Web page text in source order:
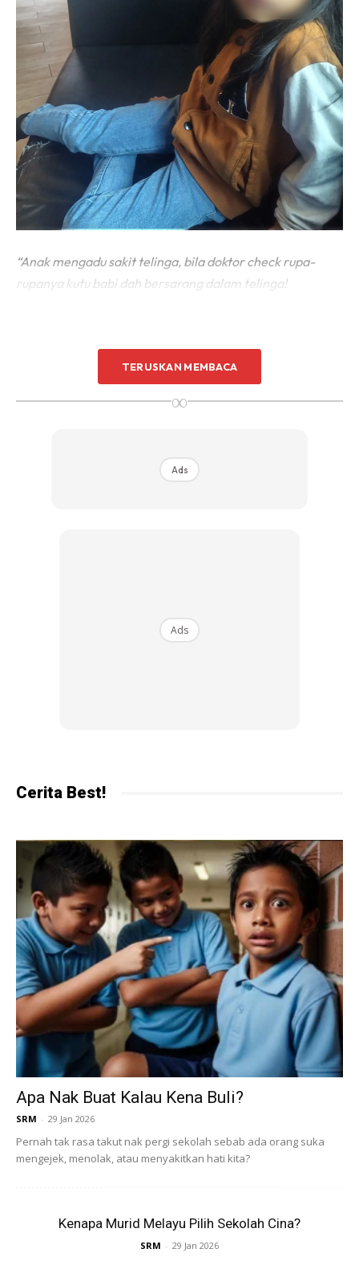
“Anak mengadu sakit telinga, bila doktor check rupa-
rupanya kutu babi dah bersarang dalam telinga!
Ads
Jelasnya lagi, dia tak tahu punca keberadaan kutu babi itu
di dalam telinga anaknya namun akui anak perempuannya
itu gemar bermain dan membelai kucing-kucing liar.
TERUSKAN MEMBACA
∞
Ads
Ads
Cerita Best!
Apa Nak Buat Kalau Kena Buli?
SRM - 29 Jan 2026
Pernah tak rasa takut nak pergi sekolah sebab ada orang suka
mengejek, menolak, atau menyakitkan hati kita?
Kenapa Murid Melayu Pilih Sekolah Cina?
SRM - 29 Jan 2026